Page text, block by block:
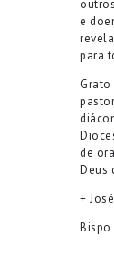
e
para
de
Deus
+
Bispo